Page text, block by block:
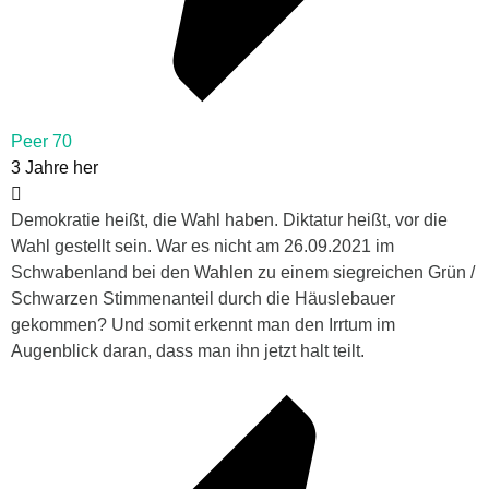
Peer 70
3 Jahre her
Demokratie heißt, die Wahl haben. Diktatur heißt, vor die
Wahl gestellt sein. War es nicht am 26.09.2021 im
Schwabenland bei den Wahlen zu einem siegreichen Grün /
Schwarzen Stimmenanteil durch die Häuslebauer
gekommen? Und somiterkennt man den Irrtum im
Augenblick daran, dass man ihn jetzt halt teilt.